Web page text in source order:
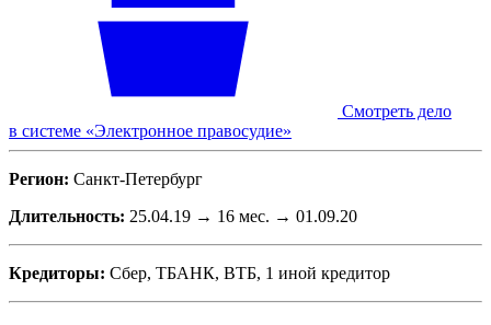
Смотреть дело
в системе «Электронное правосудие»
Регион: Санкт-Петербург
Длительность: 25.04.19 → 16 мес. → 01.09.20
Кредиторы: Сбер, ТБАНК, ВТБ, 1 иной кредитор